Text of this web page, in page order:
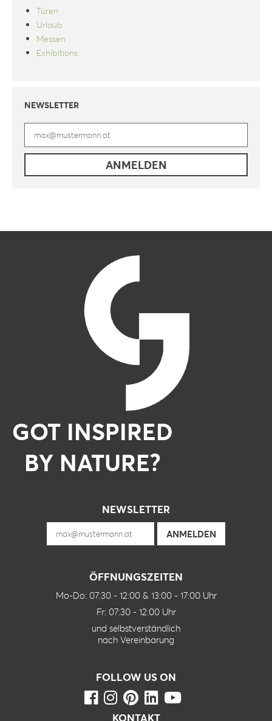
Türen
Urlaub
Messen
Exhibitions
NEWSLETTER
GOT INSPIRED
BY NATURE?
NEWSLETTER
ÖFFNUNGSZEITEN
Mo-Do: 07:30 - 12:00 & 13:00 - 17:00 Uhr
Fr: 07:30 - 12:00 Uhr
und selbstverständlich
nach Vereinbarung
FOLLOW US ON
KONTAKT